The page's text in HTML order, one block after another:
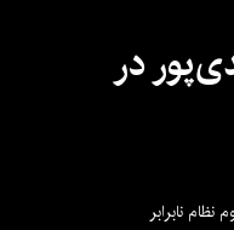
در
نظام نابرابر